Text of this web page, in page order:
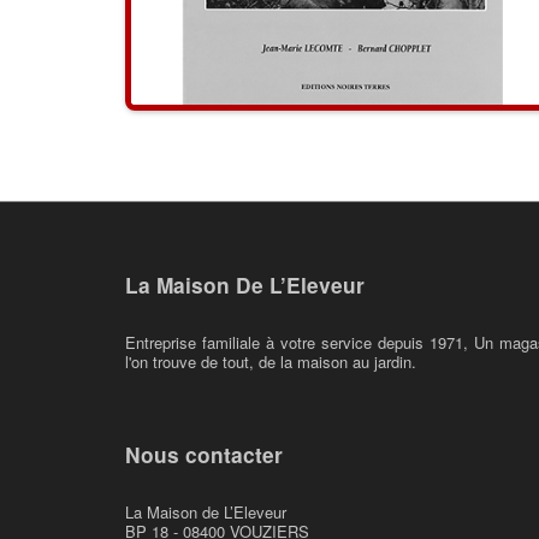
La Maison De L’Eleveur
Entreprise familiale à votre service depuis 1971, Un
l'on trouve de tout, de la maison au jardin.
Nous contacter
La Maison de L’Eleveur
BP 18 - 08400 VOUZIERS